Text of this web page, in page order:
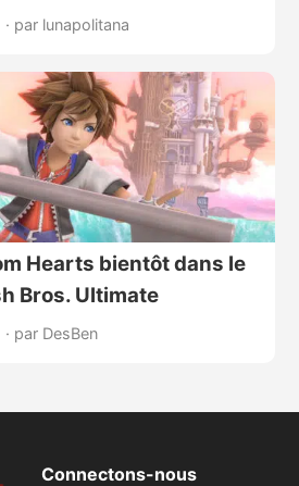
· par lunapolitana
Hearts bientôt dans le
Bros. Ultimate
· par DesBen
Connectons-nous